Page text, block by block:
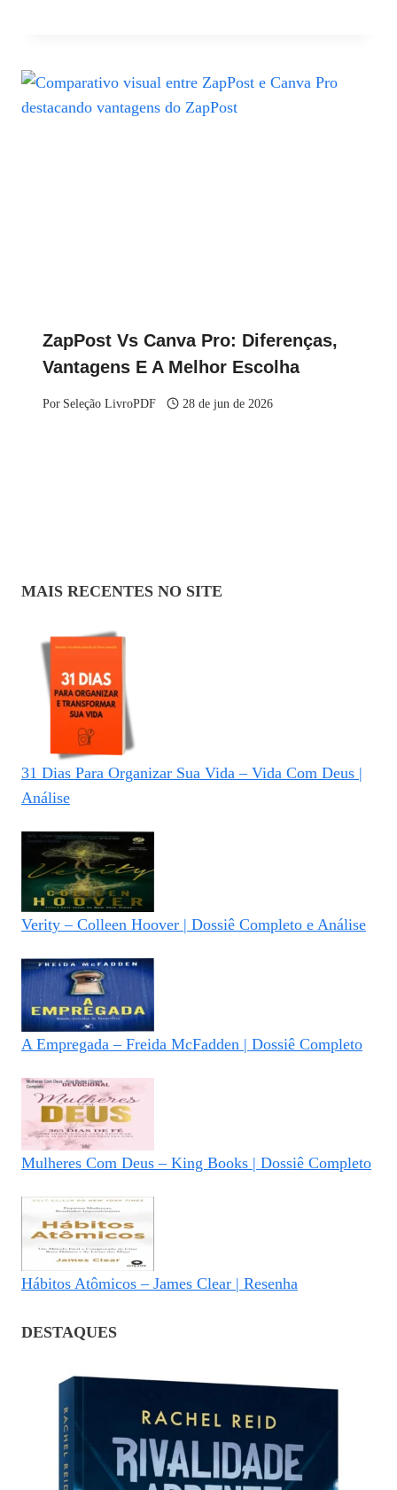
ZapPost Vs Canva Pro: Diferenças,
Vantagens E A Melhor Escolha
Por Seleção LivroPDF 28 de jun de 2026
MAIS RECENTES NO SITE
31 Dias Para Organizar Sua Vida – Vida Com Deus |
Análise
Verity – Colleen Hoover | Dossiê Completo e Análise
A Empregada – Freida McFadden | Dossiê Completo
Mulheres Com Deus – King Books | Dossiê Completo
Hábitos Atômicos – James Clear | Resenha
DESTAQUES